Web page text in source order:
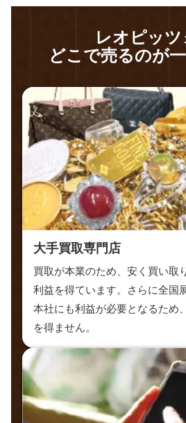
レオピッツ
どこで売るのが
大手買取専門店
買取が本業のため、安く買い取
利益を得ています。さらに全国
本社にも利益が必要となるため
を得ません。